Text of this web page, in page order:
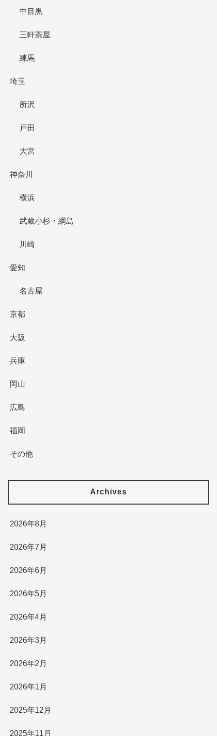
中目黒
三軒茶屋
練馬
埼玉
所沢
戸田
大宮
神奈川
横浜
武蔵小杉・綱島
川崎
愛知
名古屋
京都
大阪
兵庫
岡山
広島
福岡
その他
Archives
2026年8月
2026年7月
2026年6月
2026年5月
2026年4月
2026年3月
2026年2月
2026年1月
2025年12月
2025年11月